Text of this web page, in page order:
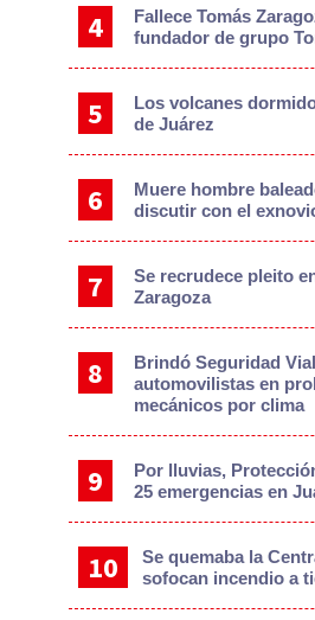
Fallece Tomás
fundador de grupo
Los volcanes
de Juárez
Muere hombre
discutir con el
Se recrudece pleito
Zaragoza
Brindó Seguridad
automovilistas en
mecánicos por clima
Por lluvias,
25 emergencias en
Se quemaba la
sofocan incendio a